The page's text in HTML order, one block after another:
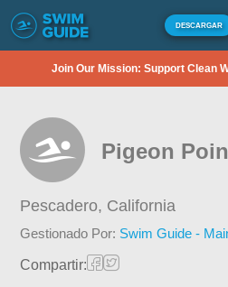
DESCARGAR
Join Our Mission: Support Clean
Pigeon
Pescadero, California
Gestionado Por: Swim Guide -
Compartir: